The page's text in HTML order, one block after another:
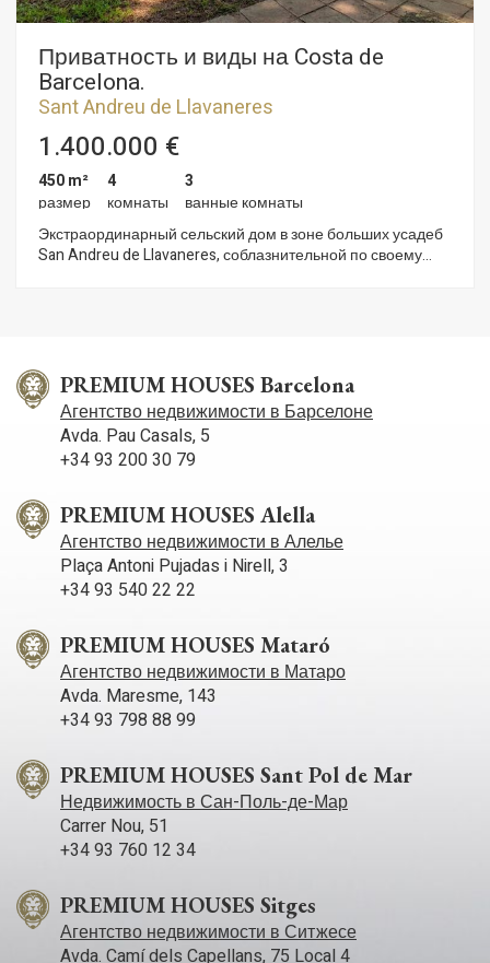
Приватность и виды на Costa de
Barcelona.
Sant Andreu de Llavaneres
1.400.000 €
450 m²
размер
4
комнаты
3
ванные комнаты
Экстраординарный сельский дом в зоне больших усадеб
San Andreu de Llavaneres, соблазнительной по своему
практически на одном этаже, за исключением главной
спальни, что на верхнем этаже. Весь фасад остеклён, эти
большие оконные проёмы имеют гостиная – столовая и
ещё кабинет. В задней части дома расположена кухня и
остальные спальни. Главный апартамент сюит имеет
гидромассажем, с великолепными видами наружу. На
этом же этаже есть очаровательная гостиная.
Собственность включает в себя: бассейн, источник и
хранилище воды, отопление.
PREMIUM HOUSES Barcelona
Агентство недвижимости в Барселоне
Avda. Pau Casals, 5
+34 93 200 30 79
PREMIUM HOUSES Alella
Агентство недвижимости в Алелье
Plaça Antoni Pujadas i Nirell, 3
+34 93 540 22 22
PREMIUM HOUSES Mataró
Агентство недвижимости в Матаро
Avda. Maresme, 143
+34 93 798 88 99
PREMIUM HOUSES Sant Pol de Mar
Недвижимость в Сан-Поль-де-Мар
Carrer Nou, 51
+34 93 760 12 34
PREMIUM HOUSES Sitges
Агентство недвижимости в Ситжесе
Avda. Camí­ dels Capellans, 75 Local 4